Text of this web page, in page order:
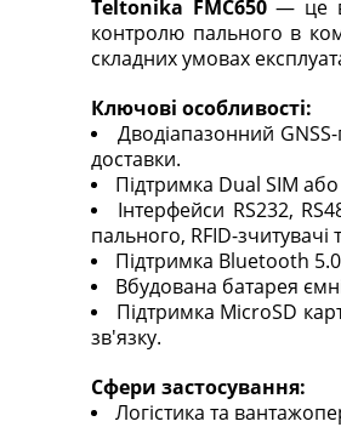
Teltonika FMC650— це
контролю пального в
складних умовах
Ключові особливості:
​Дводіапазонний
доставки.
​Підтримка Dual SIM
​Інтерфейси RS232,
пального, RFID-зчитувачі
​Підтримка Bluetooth
​Вбудована батарея
​Підтримка MicroSD
зв'язку.​
Сфери застосування:
​Логістика та